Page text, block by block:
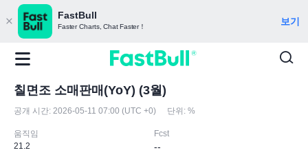
FastBull
Faster Charts, Chat Faster！ 보기
칠면조 소매판매(YoY) (3월)
공개 시간: 2026-05-11 07:00 (UTC +0) 단위: %
움직임
21.2
Fcst
--